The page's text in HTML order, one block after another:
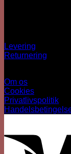
Levering
Returnering
Om os
Cookies
Privatlivspolitik